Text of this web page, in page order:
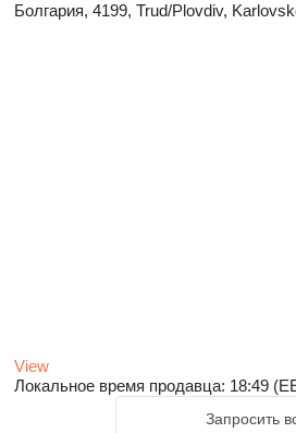
Болгария, 4199, Trud/Plovdiv,
View
Локальное время продавца: 18:49
Запросить